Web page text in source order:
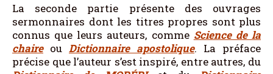
La seconde partie présente des ouvrages
sermonnaires dont les titres propres sont plus
connus que leurs auteurs, comme Science de la
chaireou Dictionnaire apostolique. La préface
précise que l’auteur s’est inspiré, entre autres, du